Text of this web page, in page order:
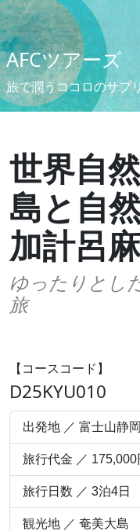
AFCツアーズ
旅で潤うココロのサプリ
世界自
島と自
加計呂
ゆったりとし
旅
【コースコード】
D25KYU010
出発地 ／ 富士山静
旅行代金 ／ 175,000
旅行日数 ／ 3泊4日
観光地 ／ 奄美大